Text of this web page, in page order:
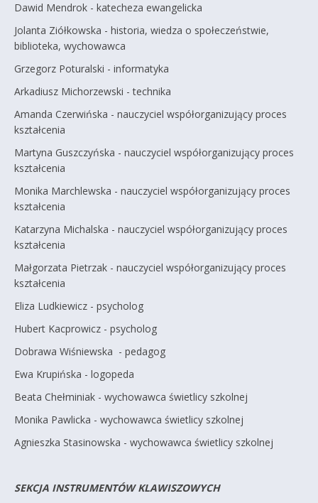
Dawid Mendrok - katecheza ewangelicka
Jolanta Ziółkowska - historia, wiedza o społeczeństwie,
biblioteka, wychowawca
Grzegorz Poturalski - informatyka
Arkadiusz Michorzewski - technika
Amanda Czerwińska - nauczyciel współorganizujący proces
kształcenia
Martyna Guszczyńska - nauczyciel współorganizujący proces
kształcenia
Monika Marchlewska - nauczyciel współorganizujący proces
kształcenia
Katarzyna Michalska - nauczyciel współorganizujący proces
kształcenia
Małgorzata Pietrzak - nauczyciel współorganizujący proces
kształcenia
Eliza Ludkiewicz - psycholog
Hubert Kacprowicz - psycholog
Dobrawa Wiśniewska - pedagog
Ewa Krupińska - logopeda
Beata Chełminiak - wychowawca świetlicy szkolnej
Monika Pawlicka - wychowawca świetlicy szkolnej
Agnieszka Stasinowska - wychowawca świetlicy szkolnej
SEKCJA INSTRUMENTÓW KLAWISZOWYCH